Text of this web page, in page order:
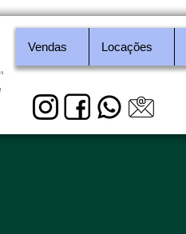
Vendas Locações